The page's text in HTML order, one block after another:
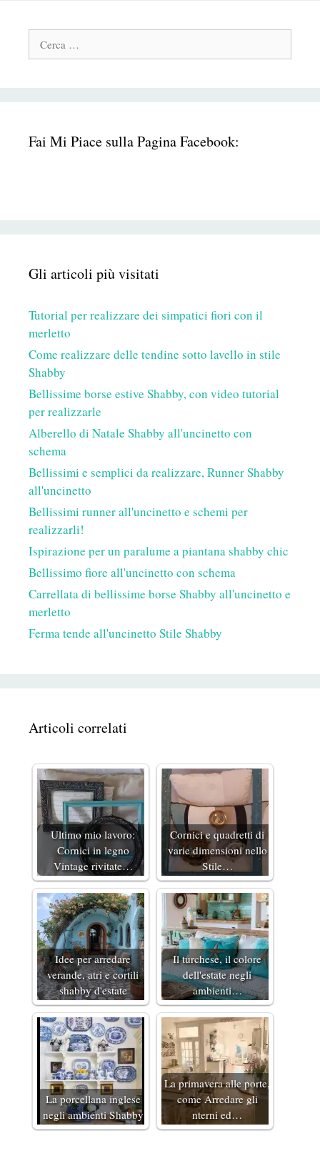
Cerca:
Fai Mi Piace sulla Pagina Facebook:
Gli articoli più visitati
Tutorial per realizzare dei simpatici fiori con il
merletto
Come realizzare delle tendine sotto lavello in stile
Shabby
Bellissime borse estive Shabby, con video tutorial
per realizzarle
Alberello di Natale Shabby all'uncinetto con
schema
Bellissimi e semplici da realizzare, Runner Shabby
all'uncinetto
Bellissimi runner all'uncinetto e schemi per
realizzarli!
Ispirazione per un paralume a piantana shabby chic
Bellissimo fiore all'uncinetto con schema
Carrellata di bellissime borse Shabby all'uncinetto e
merletto
Ferma tende all'uncinetto Stile Shabby
Articoli correlati
Ultimo mio lavoro:
Cornici in legno
Vintage rivitate…
Cornici e quadretti di
varie dimensioni nello
Stile…
Idee per arredare
verande, atri e cortili
shabby d'estate
Il turchese, il colore
dell'estate negli
ambienti…
La porcellana inglese
negli ambienti Shabby
La primavera alle porte,
come Arredare gli
nterni ed…